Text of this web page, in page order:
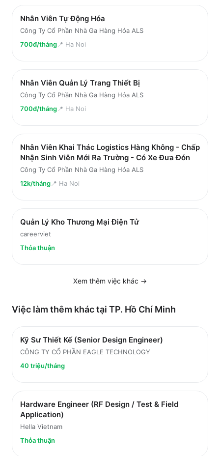
Nhân Viên Tự Động Hóa
Công Ty Cổ Phần Nhà Ga Hàng Hóa ALS
700đ/tháng📍 Ha Noi
Nhân Viên Quản Lý Trang Thiết Bị
Công Ty Cổ Phần Nhà Ga Hàng Hóa ALS
700đ/tháng📍 Ha Noi
Nhân Viên Khai Thác Logistics Hàng Không - Chấp
Nhận Sinh Viên Mới Ra Trường - Có Xe Đưa Đón
Công Ty Cổ Phần Nhà Ga Hàng Hóa ALS
12k/tháng📍 Ha Noi
Quản Lý Kho Thương Mại Điện Tử
careerviet
Thỏa thuận
Xem thêm việc khác →
Việc làm thêm khác tại TP. Hồ Chí Minh
Kỹ Sư Thiết Kế (Senior Design Engineer)
CÔNG TY CỔ PHẦN EAGLE TECHNOLOGY
40 triệu/tháng
Hardware Engineer (RF Design / Test & Field
Application)
Hella Vietnam
Thỏa thuận